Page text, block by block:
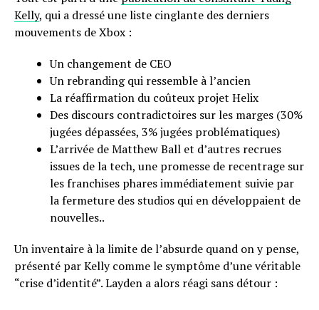
Kelly, qui a dressé une liste cinglante des derniers
mouvements de Xbox :
Un changement de CEO
Un rebranding qui ressemble à l’ancien
La réaffirmation du coûteux projet Helix
Des discours contradictoires sur les marges (30%
jugées dépassées, 3% jugées problématiques)
L’arrivée de Matthew Ball et d’autres recrues
issues de la tech, une promesse de recentrage sur
les franchises phares immédiatement suivie par
la fermeture des studios qui en développaient de
nouvelles..
Un inventaire à la limite de l’absurde quand on y pense,
présenté par Kelly comme le symptôme d’une véritable
“crise d’identité”. Layden a alors réagi sans détour :